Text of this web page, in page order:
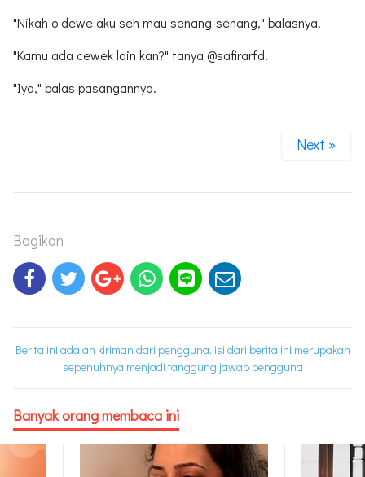
"Nikah o dewe aku seh mau senang-senang," balasnya.
"Kamu ada cewek lain kan?" tanya @safirarfd.
"Iya," balas pasangannya.
Next »
Bagikan
Berita ini adalah kiriman dari pengguna, isi dari berita ini merupakan
sepenuhnya menjadi tanggung jawab pengguna
Banyak orang membaca ini